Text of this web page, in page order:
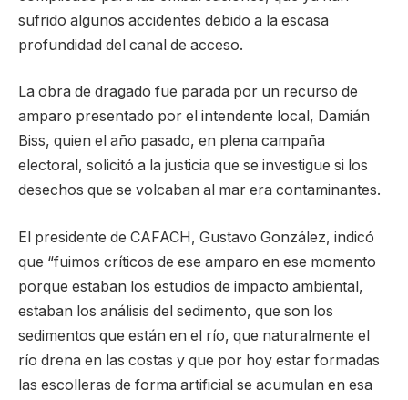
sufrido algunos accidentes debido a la escasa
profundidad del canal de acceso.
La obra de dragado fue parada por un recurso de
amparo presentado por el intendente local, Damián
Biss, quien el año pasado, en plena campaña
electoral, solicitó a la justicia que se investigue si los
desechos que se volcaban al mar era contaminantes.
El presidente de CAFACH, Gustavo González, indicó
que “fuimos críticos de ese amparo en ese momento
porque estaban los estudios de impacto ambiental,
estaban los análisis del sedimento, que son los
sedimentos que están en el río, que naturalmente el
río drena en las costas y que por hoy estar formadas
las escolleras de forma artificial se acumulan en esa